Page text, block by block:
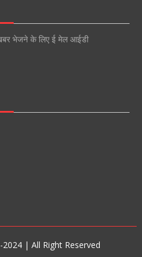
भेजने के लिए ई मेल आईडी
| All Right Reserved